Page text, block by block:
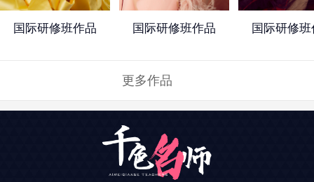
国际研修班作品 国际研修班作品 国际研修
更多作品